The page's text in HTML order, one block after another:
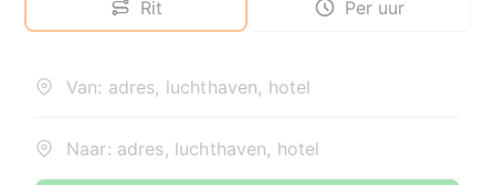
Rit Per uur
Van: adres, luchthaven, hotel
Naar: adres, luchthaven, hotel